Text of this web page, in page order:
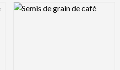
Logo Preview Image